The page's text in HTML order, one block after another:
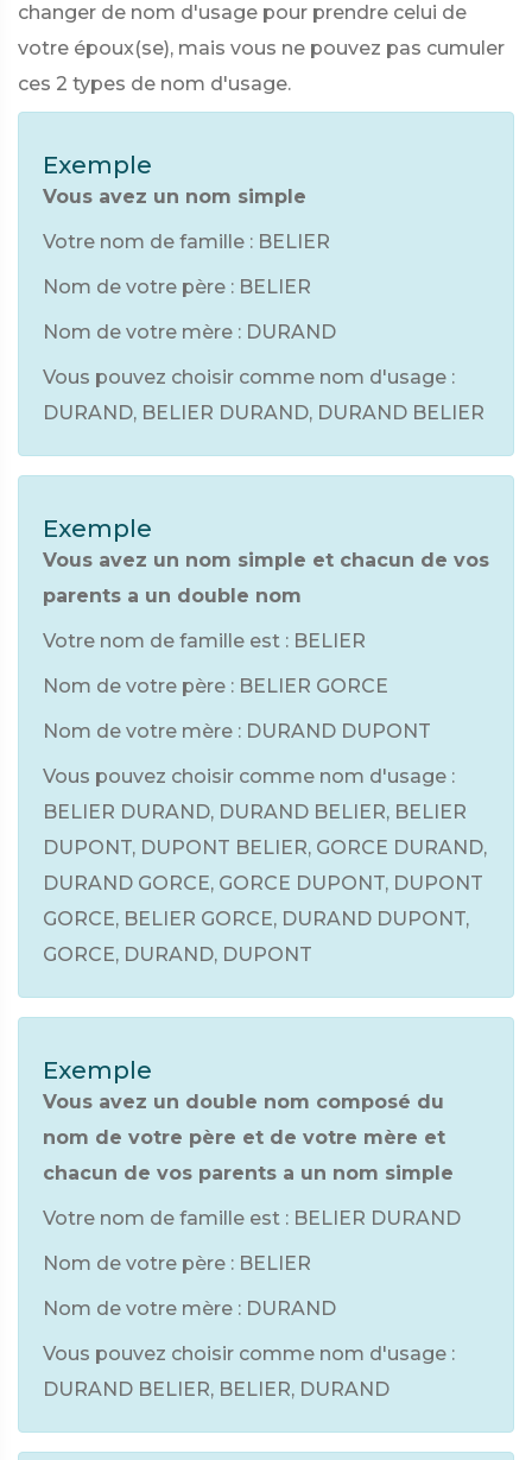
changer de nom d'usage pour prendre celui de
votre époux(se), mais vous ne pouvez pas cumuler
ces 2 types de nom d'usage.
Exemple
Vous avez un nom simple
Votre nom de famille : BELIER
Nom de votre père : BELIER
Nom de votre mère : DURAND
Vous pouvez choisir comme nom d'usage :
DURAND, BELIER DURAND, DURAND BELIER
Exemple
Vous avez un nom simple et chacun de vos
parents a un double nom
Votre nom de famille est : BELIER
Nom de votre père : BELIER GORCE
Nom de votre mère : DURAND DUPONT
Vous pouvez choisir comme nom d'usage :
BELIER DURAND, DURAND BELIER, BELIER
DUPONT, DUPONT BELIER, GORCE DURAND,
DURAND GORCE, GORCE DUPONT, DUPONT
GORCE, BELIER GORCE, DURAND DUPONT,
GORCE, DURAND, DUPONT
Exemple
Vous avez un double nom composé du
nom de votre père et de votre mère et
chacun de vos parents a un nom simple
Votre nom de famille est : BELIER DURAND
Nom de votre père : BELIER
Nom de votre mère : DURAND
Vous pouvez choisir comme nom d'usage :
DURAND BELIER, BELIER, DURAND